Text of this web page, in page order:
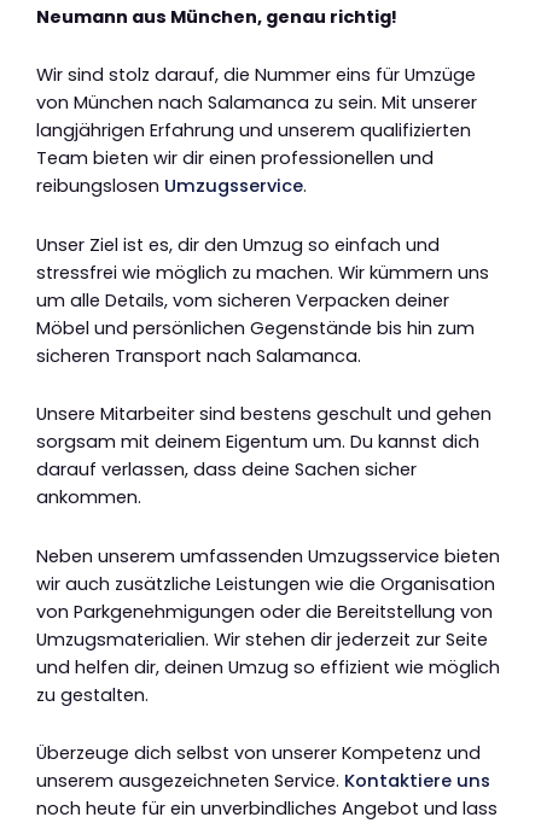
Neumann aus München, genau richtig!
Wir sind stolz darauf, die Nummer eins für Umzüge
von München nach Salamanca zu sein. Mit unserer
langjährigen Erfahrung und unserem qualifizierten
Team bieten wir dir einen professionellen und
reibungslosen Umzugsservice.
Unser Ziel ist es, dir den Umzug so einfach und
stressfrei wie möglich zu machen. Wir kümmern uns
um alle Details, vom sicheren Verpacken deiner
Möbel und persönlichen Gegenstände bis hin zum
sicheren Transport nach Salamanca.
Unsere Mitarbeiter sind bestens geschult und gehen
sorgsam mit deinem Eigentum um. Du kannst dich
darauf verlassen, dass deine Sachen sicher
ankommen.
Neben unserem umfassenden Umzugsservice bieten
wir auch zusätzliche Leistungen wie die Organisation
von Parkgenehmigungen oder die Bereitstellung von
Umzugsmaterialien. Wir stehen dir jederzeit zur Seite
und helfen dir, deinen Umzug so effizient wie möglich
zu gestalten.
Überzeuge dich selbst von unserer Kompetenz und
unserem ausgezeichneten Service. Kontaktiere uns
noch heute für ein unverbindliches Angebot und lass